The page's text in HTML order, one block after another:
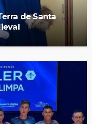
de Santa